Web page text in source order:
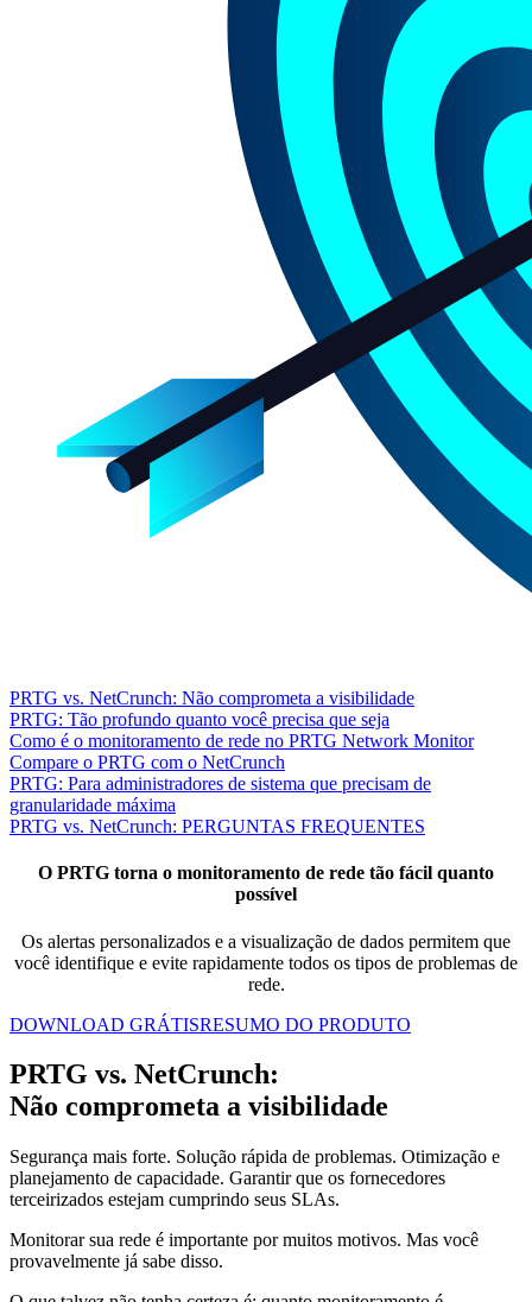
PRTG vs. NetCrunch: Não comprometa a visibilidade
PRTG: Tão profundo quanto você precisa que seja
Como é o monitoramento de rede no PRTG Network Monitor
Compare o PRTG com o NetCrunch
PRTG: Para administradores de sistema que precisam de
granularidade máxima
PRTG vs. NetCrunch: PERGUNTAS FREQUENTES
O PRTG torna o monitoramento de rede tão fácil quanto
possível
Os alertas personalizados e a visualização de dados permitem que
você identifique e evite rapidamente todos os tipos de problemas de
rede.
DOWNLOAD GRÁTISRESUMO DO PRODUTO
PRTG vs. NetCrunch:
Não comprometa a visibilidade
Segurança mais forte. Solução rápida de problemas. Otimização e
planejamento de capacidade. Garantir que os fornecedores
terceirizados estejam cumprindo seus SLAs.
Monitorar sua rede é importante por muitos motivos. Mas você
provavelmente já sabe disso.